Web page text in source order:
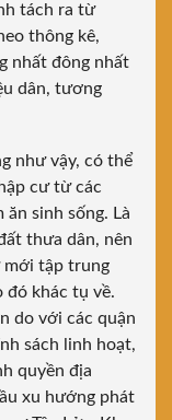
tách ra từ
thông kê,
nhất đông nhất
dân, tương
như vậy, có thể
cư từ các
sinh sống. Là
thưa dân, nên
mới tập trung
khác tụ về.
do với các quận
sách linh hoạt,
quyền địa
xu hướng phát